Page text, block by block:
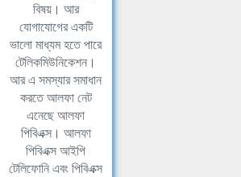
বিষয়। আর
যোগাযোগের একটি
ভালো মাধ্যম হতে পারে
টেলিকমিউনিকেশন।
আর এ সমস্যার সমাধান
করতে আলফা নেট
এনেছে আলফা
পিবিএক্স। আলফা
পিবিএক্স আইপি
টেলিফোনি এবং পিবিএক্স